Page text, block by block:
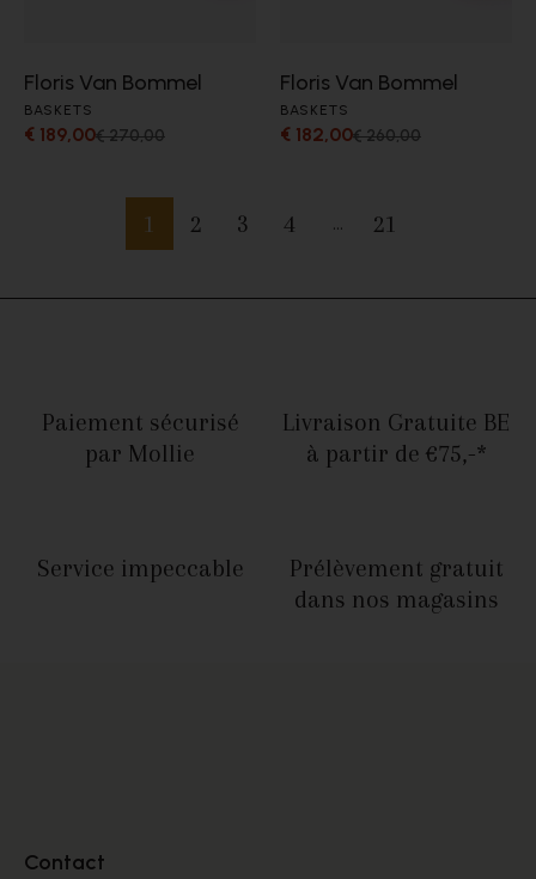
Floris Van Bommel
BASKETS
€ 189,00€ 270,00
Floris Van Bommel
BASKETS
€ 182,00€ 260,00
1 2 3 4 … 21
Paiement sécurisé
par Mollie
Livraison Gratuite BE
à partir de €75,-*
Service impeccable
Prélèvement gratuit
dans nos magasins
Contact